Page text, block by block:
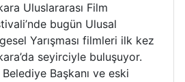
Uluslararası Film
bugün Ulusal
Yarışması filmleri ilk kez
seyirciyle buluşuyor.
Başkanı ve eski